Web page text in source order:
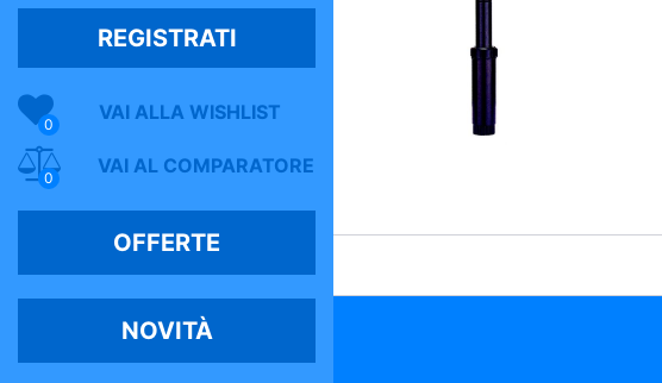
REGISTRATI
VAI ALLA WISHLIST
0
VAI AL COMPARATORE
0
OFFERTE
NOVITÀ